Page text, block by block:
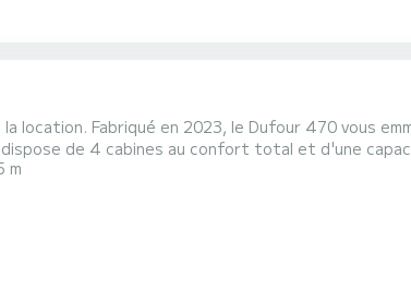
la location. Fabriqué en 2023, le Dufour 470 vous
75 chevaux, il sera votre meilleur allié pour passer
m